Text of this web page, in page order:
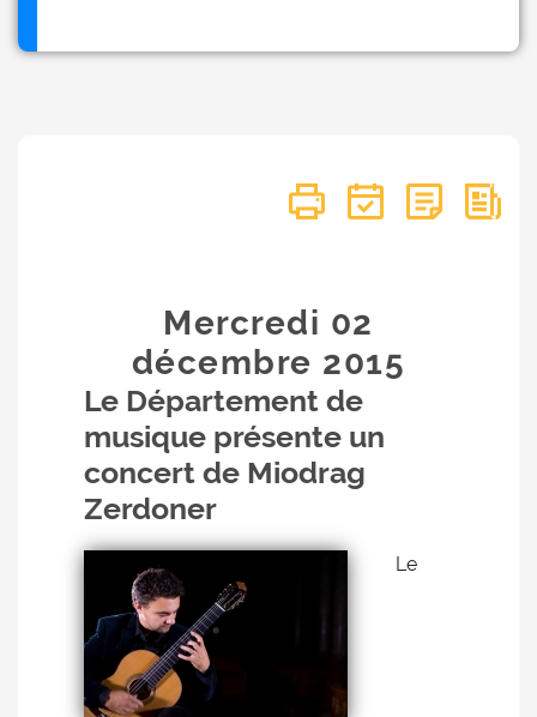
Mercredi 02
décembre 2015
Le Département de
musique présente un
concert de Miodrag
Zerdoner
Le